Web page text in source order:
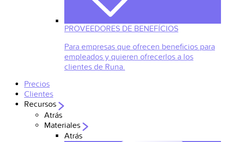
PROVEEDORES DE BENEFÍCIOS
Para empresas que ofrecen beneficios para
empleados y quieren ofrecerlos a los
clientes de Runa.
Precios
Clientes
Recursos
Atrás
Materiales
Atrás